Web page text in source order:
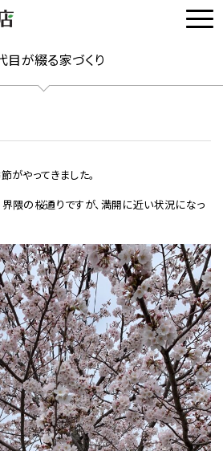
目が綴る家づくり
やってきました。
隈の桜通りですが、満開に近い状況になっ